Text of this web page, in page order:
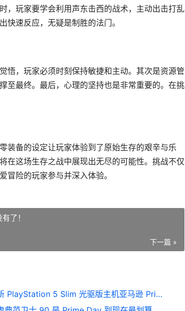
，玩家要学会利用声东击西的战术，主动出击打乱
快速反应，无疑是制胜的法门。
悟，玩家必须时刻保持敏捷和主动。其次是资源管
至最终。最后，心理的坚持也是非常重要的。在挑
装备的设定让玩家体验到了原始生存的艰辛与乐
在这场生存之战中展现出无尽的可能性。挑战不仅
冒险的玩家参与并深入体验。
了！
下一篇 »
准新 PlayStation 5 Slim 光驱版主机亚马逊 Prime VIP日售价 499 美元 准新机和全新机的区别